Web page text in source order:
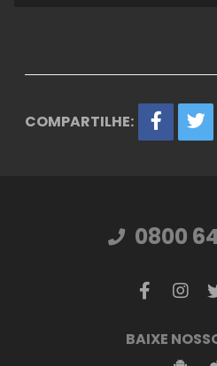
COMPARTILHE:
0800
BAIXE